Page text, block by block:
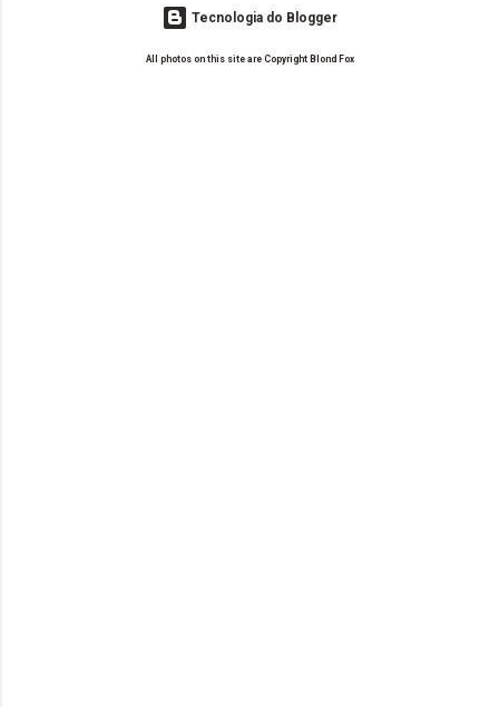
Tecnologia do Blogger
All photos on this site are Copyright Blond Fox